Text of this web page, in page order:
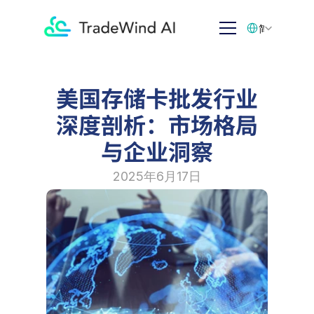
美国存储卡批发行业
深度剖析：市场格局
与企业洞察
2025年6月17日
简体中文